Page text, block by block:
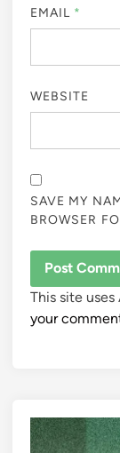
EMAIL *
WEBSITE
SAVE MY
BROWSER
This site
your